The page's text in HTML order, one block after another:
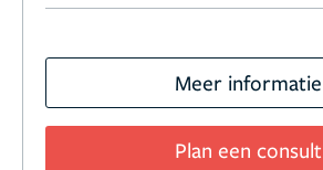
Meer informatie
Plan een consult